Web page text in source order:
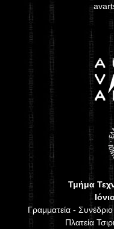
Τμήμα
Γραμματεία -
Πλατεία